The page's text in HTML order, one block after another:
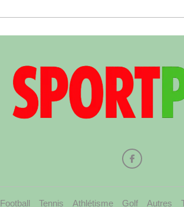
Football Tennis Athlétisme Golf Autres